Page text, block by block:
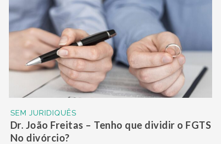
SEM JURIDIQUÊS
Dr. João Freitas – Tenho que dividir o FGTS
No divórcio?